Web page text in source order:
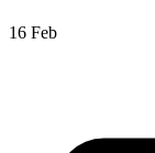
16 Feb